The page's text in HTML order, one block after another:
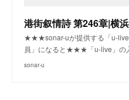
港街叙情詩 第246章|横
★★★sonar-uが提供する「u-live
員」になると★★★「u-live」の
sonar-u